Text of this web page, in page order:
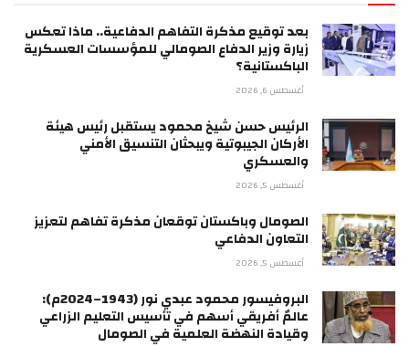
بعد توقيع مذكرة التفاهم الدفاعية.. ماذا تعكس
زيارة وزير الدفاع الصومالي للمؤسسات العسكرية
الباكستانية؟
أغسطس 6, 2026
الرئيس حسن شيخ محمود يستقبل رئيس هيئة
الأركان الجيبوتية ويبحثان التنسيق الأمني
والعسكري
أغسطس 5, 2026
الصومال وباكستان توقعان مذكرة تفاهم لتعزيز
التعاون الدفاعي
أغسطس 5, 2026
البروفيسور محمود عبدي نور (1943–2024م):
عالمٌ أفريقي أسهم في تأسيس التعليم الزراعي
وقيادة النهضة العلمية في الصومال